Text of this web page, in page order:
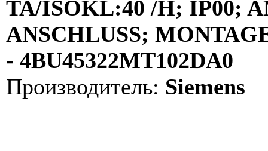
TA/ISOKL:40 /H; IP00;
ANSCHLUSS;
- 4BU45322MT102DA0
Производитель: Siemens